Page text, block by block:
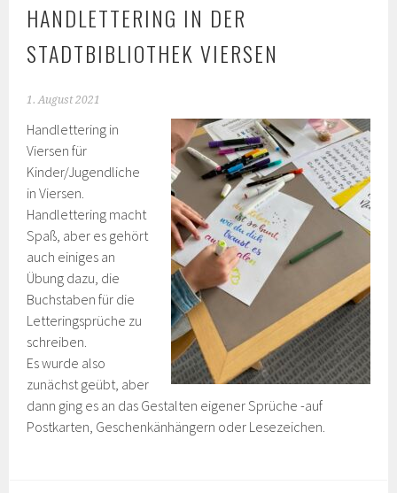
HANDLETTERING IN DER
STADTBIBLIOTHEK VIERSEN
1. August 2021
Handlettering in
Viersen für
Kinder/Jugendliche
in Viersen.
Handlettering macht
Spaß, aber es gehört
auch einiges an
Übung dazu, die
Buchstaben für die
Letteringsprüche zu
schreiben.
Es wurde also
zunächst geübt, aber
dann ging es an das Gestalten eigener Sprüche -auf
Postkarten, Geschenkänhängern oder Lesezeichen.